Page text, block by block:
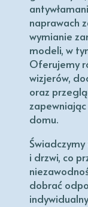
naprawach
wymianie
modeli, w
Oferujemy
wizjerów,
oraz
domu.
i drzwi, co
dobrać